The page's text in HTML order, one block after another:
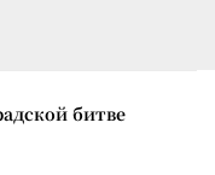
битве